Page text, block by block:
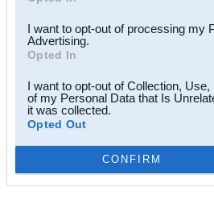
I want to opt-out of processing my
Advertising.
Opted In
I want to opt-out of Collection,
of my Personal Data that Is
it was collected.
Opted Out
CONFIRM